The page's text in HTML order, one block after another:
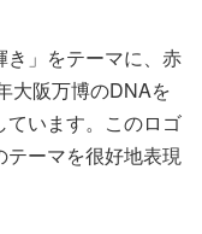
」をテーマに、赤
大阪万博のDNAを
ています。このロゴ
テーマを很好地表現